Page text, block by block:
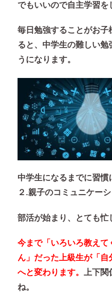
でもいいので自主学習を
毎日勉強することがお
ると、中学生の難しい勉
うになります。
中学生になるまでに習
２.親子のコミュニケー
部活が始まり、とても忙
今まで「いろいろ教えて
ん」だった上級生が「自
へと変わります。 上下関
ね。